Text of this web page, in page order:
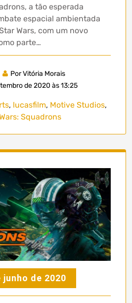
a tão esperada
espacial ambientada
Wars, com um novo
parte…
Por Vitória Morais
de 2020 às 13:25
, lucasfilm, Motive Studios,
Squadrons
junho de 2020